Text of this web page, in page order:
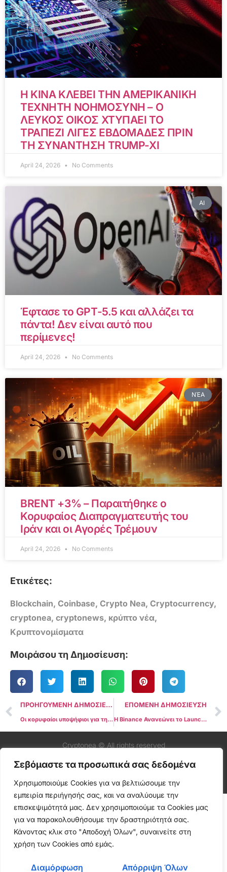
Σεβόμαστε τα προσωπικά σας δεδομένα
Χρησιμοποιούμε Cookies για να βελτιώσουμε την
εμπειρία περιήγησής σας, και να αναλύουμε την
επισκεψιμότητά μας. Δεν χρησιμοποιούμε τα Cookies μας
για να παρακολουθήσουμε την δραστηριότητά σας.
Κάνοντας κλικ στο "Αποδοχή Όλων", συναινείτε στη
χρήση των Cookies από εμάς.
Διαμόρφωση Απόρριψη Όλων
Η ΚΙΝΑ ΚΛΕΒΕΙ ΤΗΝ ΑΜΕΡΙΚΑΝΙΚΗ
ΤΕΧΝΗΤΗ ΝΟΗΜΟΣΥΝΗ – Ο
ΛΕΥΚΟΣ ΟΙΚΟΣ ΧΤΥΠΑΕΙ ΤΟ
ΤΡΑΠΕΖΙ ΛΙΓΕΣ ΕΒΔΟΜΑΔΕΣ ΠΡΙΝ
ΤΗ ΣΥΝΑΝΤΗΣΗ TRUMP-XI
April 24, 2026 No Comments
AI
Έφτασε το GPT-5.5 και αλλάζει τα
πάντα! Δεν είναι αυτό που
περίμενες!
April 24, 2026 No Comments
ΝΈΑ
BRENT +3% – Παραιτήθηκε ο
Κορυφαίος Διαπραγματευτής του
Ιράν και οι Αγορές Τρέμουν
April 24, 2026 No Comments
Ετικέτες:
Blockchain, Coinbase, Crypto Nea, Cryptocurrency,
cryptonea, cryptonews, κρύπτο νέα,
Κρυπτονομίσματα
Μοιράσου τη Δημοσίευση:
ΠΡΟΗΓΟΥΜΕΝΗ ΔΗΜΟΣΙΕΥΣΗ
Οι κορυφαίοι υποψήφιοι για την προεδρία της Νότιας Κορέας υποστηρίζουν τα Bitcoin ETFs
ΕΠΟΜΕΝΗ ΔΗΜΟΣΙΕΥΣΗ
Η Binance Ανανεώνει το Launchpool ενισχύοντας το οικοσύστημα BNB
Cryptonea © All rights reserved